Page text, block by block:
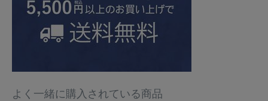
よく一緒に購入されている商品